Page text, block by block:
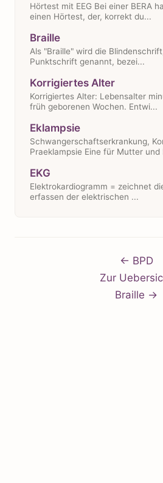
Hörtest mit EEG Bei einer BERA
einen Hörtest, der, korrekt du...
Braille
Als "Braille" wird die
Punktschrift genannt, bezei...
Korrigiertes Alter
Korrigiertes Alter: Lebensalter
früh geborenen Wochen. Entwi...
Eklampsie
Schwangerschaftserkrankung,
Praeklampsie Eine für Mutter und
EKG
Elektrokardiogramm = zeichnet
erfassen der elektrischen ...
← BPD
Zur
Braille →